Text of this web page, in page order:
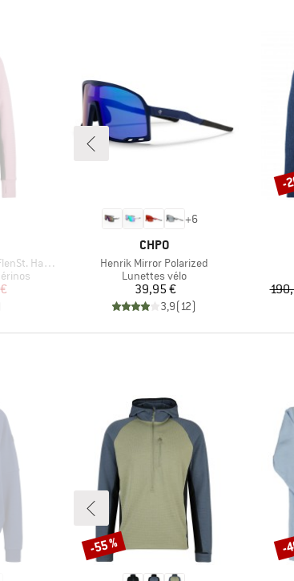
with Hood
+6
MARQUE
CHPO
Article
Henrik Mirror Polarized
Product group
Lunettes vélo
Prix
39,95 €
3,9(12)
-
Remise
-55 % -